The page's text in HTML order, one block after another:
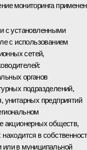
мониторинга
с установленными
с использованием
сетей,
органов
подразделений,
унитарных предприятий
акционерных обществ,
в
или в муниципальной